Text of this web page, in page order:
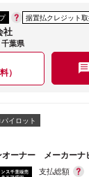
据置払クレジット
社
千葉県
）
パイロット
オーナー メーカー
支払総額